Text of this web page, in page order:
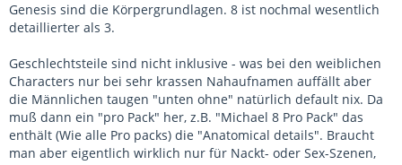
Genesis sind die Körpergrundlagen. 8 ist nochmal wesentlich
detaillierter als 3.
Geschlechtsteile sind nicht inklusive - was bei den weiblichen
Characters nur bei sehr krassen Nahaufnamen auffällt aber
die Männlichen taugen "unten ohne" natürlich default nix. Da
muß dann ein "pro Pack" her, z.B. "Michael 8 Pro Pack" das
enthält (Wie alle Pro packs) die "Anatomical details". Braucht
man aber eigentlich wirklich nur für Nackt- oder Sex-Szenen,